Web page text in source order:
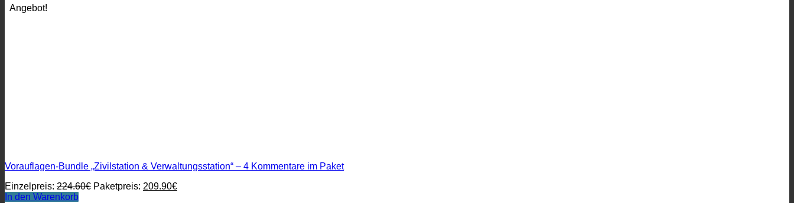
Angebot!
Vorauflagen-Bundle „Zivilstation & Verwaltungsstation“ – 4 Kommentare im Paket
Einzelpreis: 224.60€ Ursprünglicher
Paketpreis: 209.90€Aktueller
In den Warenkorb